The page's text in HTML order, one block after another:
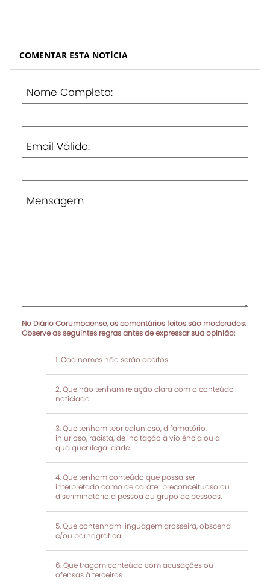
COMENTAR ESTA NOTÍCIA
Nome Completo:
Email Válido:
Mensagem
No Diário Corumbaense, os comentários feitos são moderados.
Observe as seguintes regras antes de expressar sua opinião:
Codinomes não serão aceitos.
Que não tenham relação clara com o conteúdo
noticiado.
Que tenham teor calunioso, difamatório,
injurioso, racista, de incitação à violência ou a
qualquer ilegalidade.
Que tenham conteúdo que possa ser
interpretado como de caráter preconceituoso ou
discriminatório a pessoa ou grupo de pessoas.
Que contenham linguagem grosseira, obscena
e/ou pornográfica.
Que tragam conteúdo com acusações ou
ofensas à terceiros